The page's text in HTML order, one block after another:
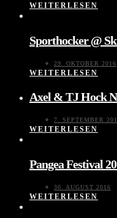
WEITERLESEN
Sporthocker @
29. OKTOBER 2016
WEITERLESEN
Axel & TJ Hock
7. SEPTEMBER
WEITERLESEN
Pangea Festival
30. AUGUST 2016
WEITERLESEN